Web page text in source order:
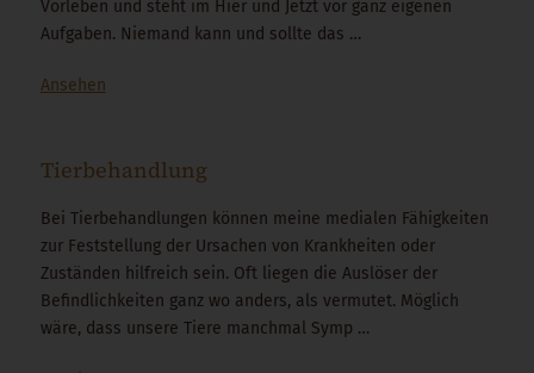
Vorleben und steht im Hier und Jetzt vor ganz eigenen
Aufgaben. Niemand kann und sollte das …
Ansehen
Tierbehandlung
Bei Tierbehandlungen können meine medialen Fähigkeiten
zur Feststellung der Ursachen von Krankheiten oder
Zuständen hilfreich sein. Oft liegen die Auslöser der
Befindlichkeiten ganz wo anders, als vermutet. Möglich
wäre, dass unsere Tiere manchmal Symp …